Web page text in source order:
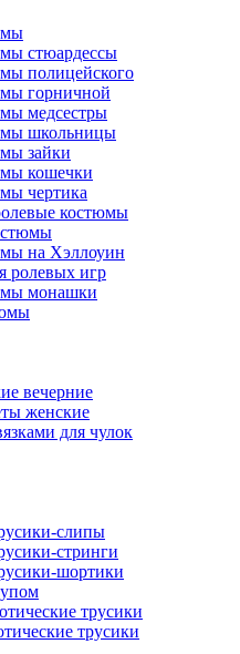
стюардессы
полицейского
горничной
медсестры
школьницы
зайки
кошечки
чертика
костюмы
на Хэллоуин
ролевых игр
монашки
вечерние
женские
для чулок
слипы
стринги
шортики
трусики
трусики